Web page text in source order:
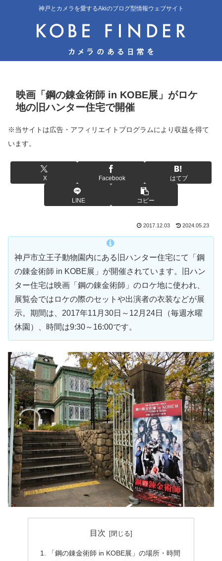
神戸とカメラを愛するAkiのブログ型情報ウェブサイト
映画「鋼の錬金術師 in KOBE展」がロケ
地の旧ハンター住宅で開催
※当サイトは広告・アフィリエイトプログラムにより収益を得て
います。
X Facebook はてブ
LINE コピー
2017.12.03 2024.05.23
神戸市立王子動物園内にある旧ハンター住宅にて「鋼
の錬金術師 in KOBE展」が開催されています。旧ハン
ター住宅は映画「鋼の錬金術師」のロケ地に使われ、
展覧会ではロケの際のセットや出演者の衣装などが展
示。期間は、2017年11月30日～12月24日（毎週水曜
休園）、時間は9:30～16:00です。
目次
「鋼の錬金術師 in KOBE展」の場所・時間